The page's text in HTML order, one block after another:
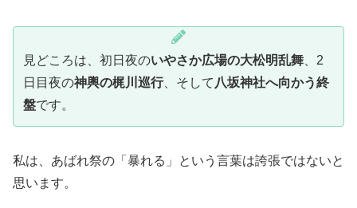
見どころは、初日夜のいやさか広場の大松明乱舞 、2
日目夜の神輿の梶川巡行、そして 八坂神社へ向かう終
盤です。
私は、あばれ祭の「暴れる」という言葉は誇張ではないと
思います。